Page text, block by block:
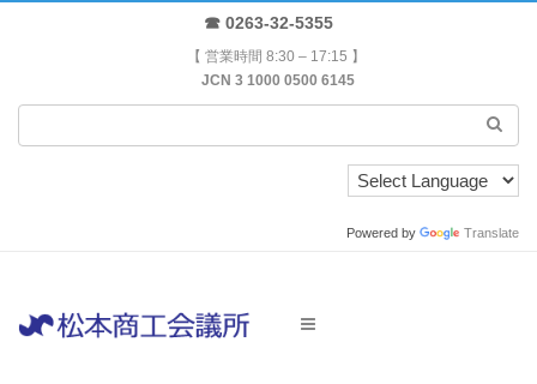
☎ 0263-32-5355
【 営業時間 8:30 – 17:15 】
JCN 3 1000 0500 6145
Powered by Translate